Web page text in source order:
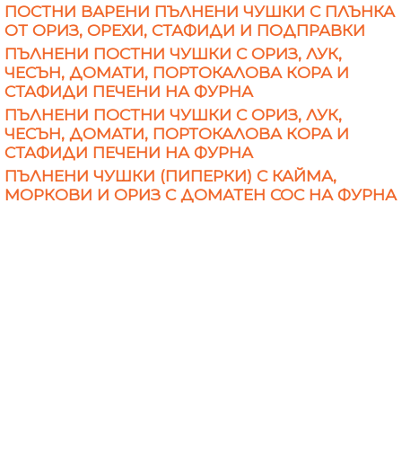
ПОСТНИ ВАРЕНИ ПЪЛНЕНИ ЧУШКИ С ПЛЪНКА
ОТ ОРИЗ, ОРЕХИ, СТАФИДИ И ПОДПРАВКИ
ПЪЛНЕНИ ПОСТНИ ЧУШКИ С ОРИЗ, ЛУК,
ЧЕСЪН, ДОМАТИ, ПОРТОКАЛОВА КОРА И
СТАФИДИ ПЕЧЕНИ НА ФУРНА
ПЪЛНЕНИ ПОСТНИ ЧУШКИ С ОРИЗ, ЛУК,
ЧЕСЪН, ДОМАТИ, ПОРТОКАЛОВА КОРА И
СТАФИДИ ПЕЧЕНИ НА ФУРНА
ПЪЛНЕНИ ЧУШКИ (ПИПЕРКИ) С КАЙМА,
МОРКОВИ И ОРИЗ С ДОМАТЕН СОС НА ФУРНА